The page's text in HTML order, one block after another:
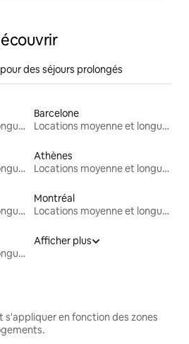
des séjours prolongés
Locations moyenne et longue durée
Barcelone
Locations moyenne et longue durée
Locations moyenne et longue durée
Athènes
Locations moyenne et longue durée
Locations moyenne et longue durée
Montréal
Locations moyenne et longue durée
Locations moyenne et longue durée
Afficher plus
s'appliquer en fonction des zones